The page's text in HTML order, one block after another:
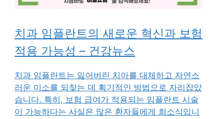
치과 임플란트의 새로운 혁신과 보험
적용 가능성 – 건강뉴스
치과 임플란트는 잃어버린 치아를 대체하고 자연스
러운 미소를 되찾는 데 획기적인 방법으로 자리잡았
습니다. 특히, 보험 급여가 적용되는 임플란트 시술
이 가능하다는 사실은 많은 환자들에게 희소식입니